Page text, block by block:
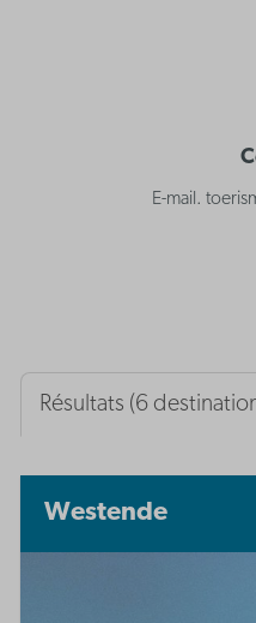
E-mail.
Résultats (6
Westende